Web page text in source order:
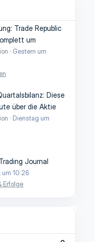
Trade Republic
um
Gestern um
Diese
über die Aktie
Dienstag um
Journal
um 10:26
Erfolge